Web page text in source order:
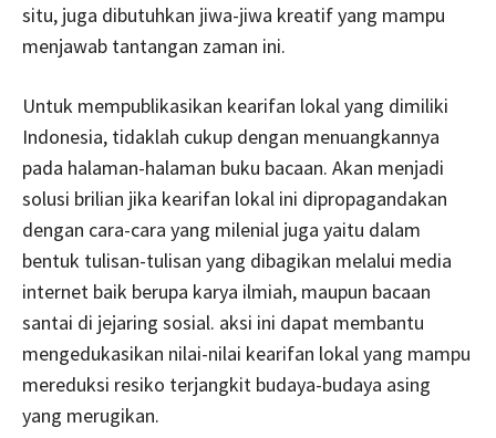
situ, juga dibutuhkan jiwa-jiwa kreatif yang mampu
menjawab tantangan zaman ini.
Untuk mempublikasikan kearifan lokal yang dimiliki
Indonesia, tidaklah cukup dengan menuangkannya
pada halaman-halaman buku bacaan. Akan menjadi
solusi brilian jika kearifan lokal ini dipropagandakan
dengan cara-cara yang milenial juga yaitu dalam
bentuk tulisan-tulisan yang dibagikan melalui media
internet baik berupa karya ilmiah, maupun bacaan
santai di jejaring sosial. aksi ini dapat membantu
mengedukasikan nilai-nilai kearifan lokal yang mampu
mereduksi resiko terjangkit budaya-budaya asing
yang merugikan.